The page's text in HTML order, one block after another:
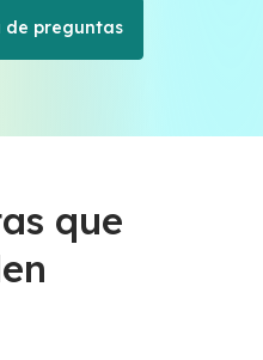
de preguntas
que